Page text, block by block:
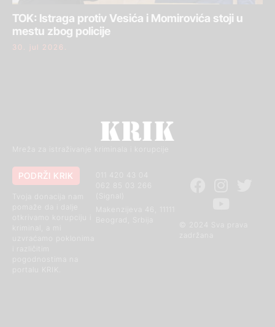
TOK: Istraga protiv Vesića i Momirovića stoji u
mestu zbog policije
30. jul 2026.
Mreža za istraživanje kriminala i korupcije
© 2024 Sva prava
011 420 43 04
Makenzijeva 46, 11111
PODRŽI KRIK
otkrivamo korupciju i
kriminal, a mi
uzvraćamo poklonima
i različitim
pogodnostima na
portalu KRIK.